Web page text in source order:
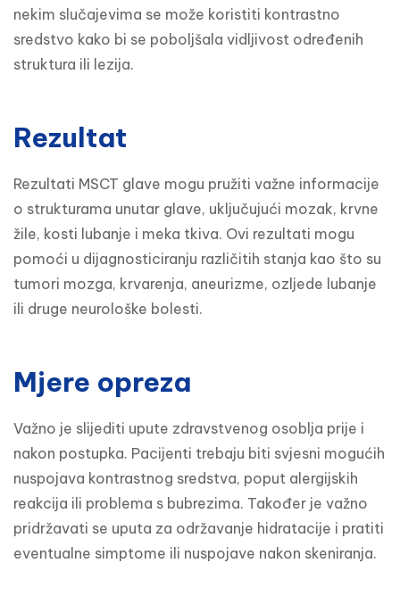
nekim slučajevima se može koristiti kontrastno
sredstvo kako bi se poboljšala vidljivost određenih
struktura ili lezija.
Rezultat
Rezultati MSCT glave mogu pružiti važne informacije
o strukturama unutar glave, uključujući mozak, krvne
žile, kosti lubanje i meka tkiva. Ovi rezultati mogu
pomoći u dijagnosticiranju različitih stanja kao što su
tumori mozga, krvarenja, aneurizme, ozljede lubanje
ili druge neurološke bolesti.
Mjere opreza
Važno je slijediti upute zdravstvenog osoblja prije i
nakon postupka. Pacijenti trebaju biti svjesni mogućih
nuspojava kontrastnog sredstva, poput alergijskih
reakcija ili problema s bubrezima. Također je važno
pridržavati se uputa za održavanje hidratacije i pratiti
eventualne simptome ili nuspojave nakon skeniranja.